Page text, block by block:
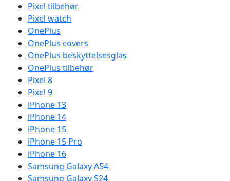
Pixel tilbehør
Pixel watch
OnePlus
OnePlus covers
OnePlus beskyttelsesglas
OnePlus tilbehør
Pixel 8
Pixel 9
iPhone 13
iPhone 14
iPhone 15
iPhone 15 Pro
iPhone 16
Samsung Galaxy A54
Samsung Galaxy S24